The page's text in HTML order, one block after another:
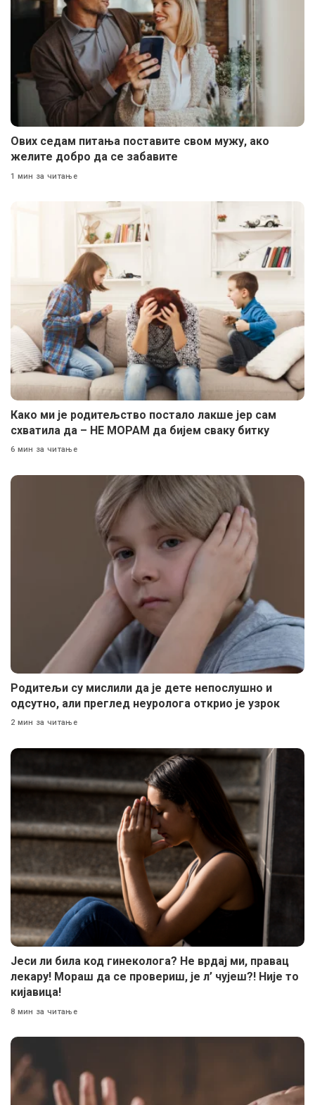
Ових седам питања поставите свом мужу, ако
желите добро да се забавите
1 мин за читање
Како ми је родитељство постало лакше јер сам
схватила да – НЕ МОРАМ да бијем сваку битку
6 мин за читање
Родитељи су мислили да је дете непослушно и
одсутно, али преглед неуролога открио је узрок
2 мин за читање
Јеси ли била код гинеколога? Не врдај ми, правац
лекару! Мораш да се провериш, је л’ чујеш?! Није то
кијавица!
8 мин за читање